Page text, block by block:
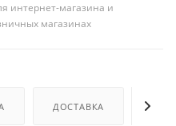
интернет-магазина и
магазинах
ДОСТАВКА